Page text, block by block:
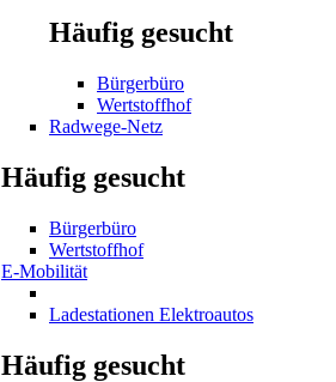
Häufig gesucht
Bürgerbüro
Wertstoffhof
Radwege-Netz
Häufig gesucht
Bürgerbüro
Wertstoffhof
E-Mobilität
Ladestationen Elektroautos
Häufig gesucht